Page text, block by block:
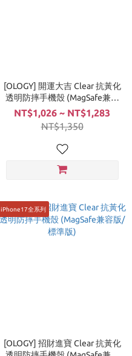
[OLOGY] 開運大吉 Clear 抗黃化
透明防摔手機殼 (MagSafe兼容
版/標準版)
NT$1,026 ~ NT$1,283
NT$1,350
iPhone17全系列
[OLOGY] 招財進寶 Clear 抗黃化